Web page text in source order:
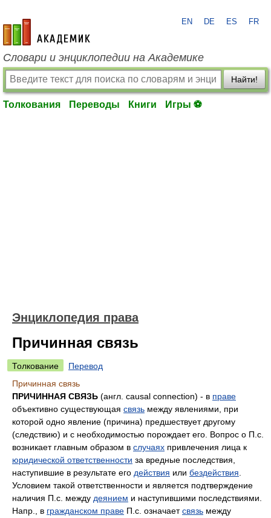
academic.ru
EN DE ES FR
Словари и энциклопедии на Академике
Найти!
Толкования Переводы Книги Игры ⚽
Энциклопедия права
Причинная связь
Толкование
Перевод
Причинная связь
ПРИЧИННАЯ СВЯЗЬ (англ. causal connection) - в праве
объективно существующая связь между явлениями, при
которой одно явление (причина) предшествует другому
(следствию) и с необходимостью порождает его. Вопрос о П.с.
возникает главным образом в случаях привлечения лица к
юридической ответственности за вредные последствия,
наступившие в результате его действия или бездействия
Условием такой ответственности и является подтверждение
наличия П.с. между деянием и наступившими последствиями.
Напр., в гражданском праве П.с. означаетсвязь между